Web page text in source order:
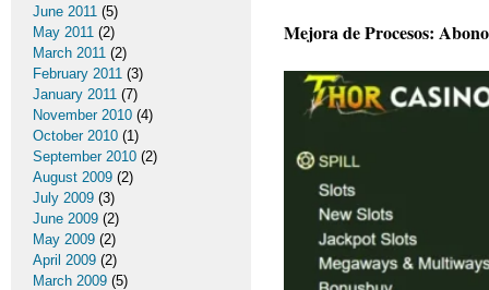
Mejora de Procesos:
June 2011 (5)
May 2011 (2)
March 2011 (2)
February 2011 (3)
January 2011 (7)
November 2010 (4)
October 2010 (1)
September 2010 (2)
August 2009 (2)
July 2009 (3)
June 2009 (2)
May 2009 (2)
April 2009 (2)
March 2009 (5)